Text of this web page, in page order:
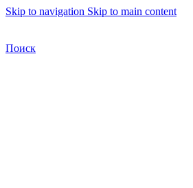
Skip to navigation Skip to main content
Поиск